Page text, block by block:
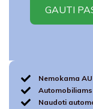
Nemokama
Naudoti